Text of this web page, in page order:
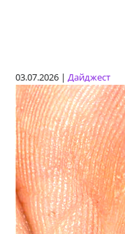
03.07.2026 |Дайджест